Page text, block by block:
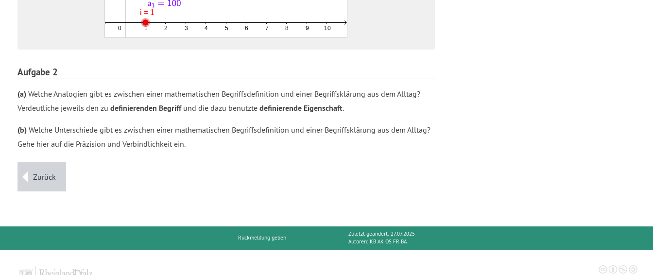
Aufgabe 2
(a) Welche Analogien gibt es zwischen einer mathematischen Begriffsdefinition und einer Begriffsklärung aus dem Alltag?
Verdeutliche jeweils den zu definierenden Begriffund die dazu benutzte definierende Eigenschaft.
(b) Welche Unterschiede gibt es zwischen einer mathematischen Begriffsdefinition und einer Begriffsklärung aus dem Alltag?
Gehe hier auf die Präzision und Verbindlichkeit ein.
Zurück
Rückmeldung geben
Zuletzt geändert: 27.07.2025
Autoren: KB AK OS FR BA